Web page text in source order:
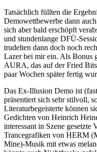
Tatsächlich füllten die
Demowettbewerbe dann
sich aber bald erschöpft
und stundenlange DFÜ-
trudelten dann doch noch
Lazer bei mir ein. Als Bonus
AURA, das auf der Fried
paar Wochen später fertig
Das Ex-Illusion Demo ist
präsentiert sich sehr stilvoll,
Literaturbegeisterte können
Gedichten von Heinrich
interessant in Szene
Trancegrafiken von HERM
Mine)-Musik mit etwas